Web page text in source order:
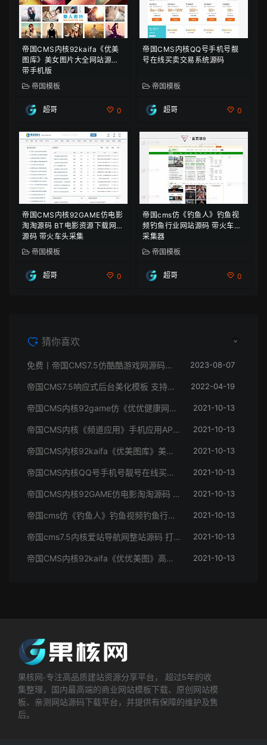
帝国CMS内核92kaifa《优美
图库》美女图片大全网站源码
带手机版
帝国模板
超哥 0
帝国CMS内核QQ号手机号靓
号在线买卖交易系统源码
帝国模板
超哥 0
帝国CMS内核92GAME仿电影
淘淘源码 BT电影资源下载网站
源码 带火车头采集
帝国模板
超哥 0
帝国cms仿《钓鱼人》钓鱼视
频钓鱼行业网站源码 带火车头
采集器
帝国模板
超哥 0
猜你喜欢
免费丨帝国CMS7.5仿酷酷游戏网源码免费下载 2023-08-07
帝国CMS7.5响应式后台美化模板 支持GBK+UTF 2022-04-19
帝国CMS内核92game仿《优优健康网》健康常识网站源码 带手机版+火车头采集 2021-10-13
帝国CMS内核《频道应用》手机应用APP游戏推广系统网站源码下载 PC+WAP 2021-10-13
帝国CMS内核92kaifa《优美图库》美女图片大全网站源码 带手机版 2021-10-13
帝国CMS内核QQ号手机号靓号在线买卖交易系统源码 2021-10-13
帝国CMS内核92GAME仿电影淘淘源码 BT电影资源下载网站源码 带火车头采集 2021-10-13
帝国cms仿《钓鱼人》钓鱼视频钓鱼行业网站源码 带火车头采集器 2021-10-13
帝国cms7.5内核爱站导航网整站源码 打包带数据库 2021-10-13
帝国CMS内核92kaifa《优优美图》高清美女图片大全网站源码 带手机版 2021-10-13
果核网-专注高品质建站资源分享平台， 超过5年的收
集整理，国内最高端的商业网站模板下载、原创网站模
板、亲测网站源码下载平台，并提供有保障的维护及售
后。